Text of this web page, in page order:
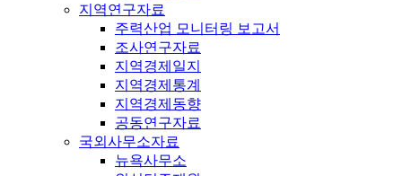
지역연구자료
주력산업 모니터링 보고서
조사연구자료
지역경제일지
지역경제통계
지역경제동향
공동연구자료
국외사무소자료
뉴욕사무소